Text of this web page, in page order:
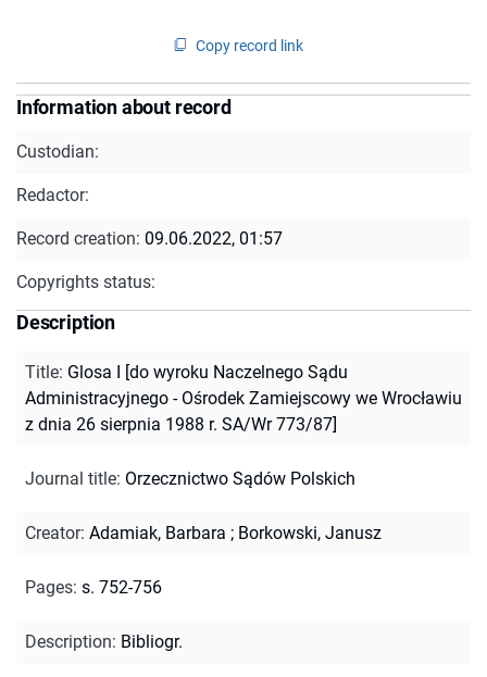
Copy record link
Information about record
Custodian:
Redactor:
Record creation: 09.06.2022, 01:57
Copyrights status:
Description
Title: Glosa I [do wyroku Naczelnego Sądu
Administracyjnego - Ośrodek Zamiejscowy we Wrocławiu
z dnia 26 sierpnia 1988 r. SA/Wr 773/87]
Journal title: Orzecznictwo Sądów Polskich
Creator: Adamiak, Barbara ; Borkowski, Janusz
Pages: s. 752-756
Description: Bibliogr.